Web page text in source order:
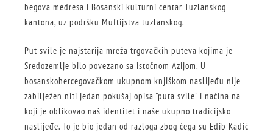
begova medresa i Bosanski kulturni centar Tuzlanskog
kantona, uz podršku Muftijstva tuzlanskog.
Put svile je najstarija mreža trgovačkih puteva kojima je
Sredozemlje bilo povezano sa istočnom Azijom. U
bosanskohercegovačkom ukupnom knjiškom naslijeđu nije
zabilježen niti jedan pokušaj opisa ”puta svile” i načina na
koji je oblikovao naš identitet i naše ukupno tradicijsko
naslijeđe. To je bio jedan od razloga zbog čega su Edib Kadić